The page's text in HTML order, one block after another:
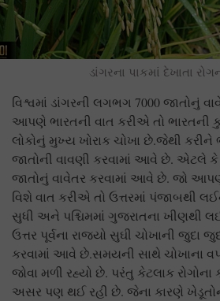
ડાંગરના પાકમાં દેખાતા
વિશ્વમાં ડાંગરની લગભગ 7000 જાતોનું
આપણે ભારતની વાત કરીએ તો ભારતની
લોકોનું મુખ્ય ખોરાક ચોખા છે.જેથી કરીને
જાતોની વાવણી કરવામાં આવે છે. એટલે કે
જાતોનું વાવેતર કરવામાં આવે છે. જો
વિશે વાત કરીએ તો ઉત્તરમાં પંજાબથી
સુધી અને પશ્ચિમમાં ગુજરાતના ખીણથી
ઉત્તર પૂર્વના રાજ્યો સુઘી ચોખાની જુદા
કરવામાં આવે છે.સમયની સાથે ચોખાના
જોવા મળી રહ્યો છે. પરંતુ કેટલાક રોગોના
અસર પણ થઈ રહી છે. જેના કારણે ખેડૂતોને